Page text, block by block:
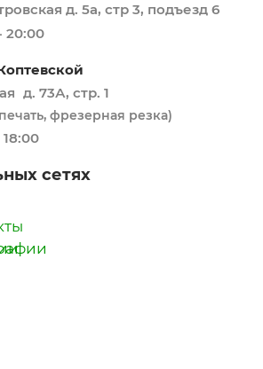
д. 5а, стр 3, подъезд 6
20:00
д. 73А, стр. 1
фрезерная резка)
сетях